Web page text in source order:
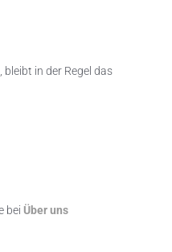
in der Regel das
bei Über uns